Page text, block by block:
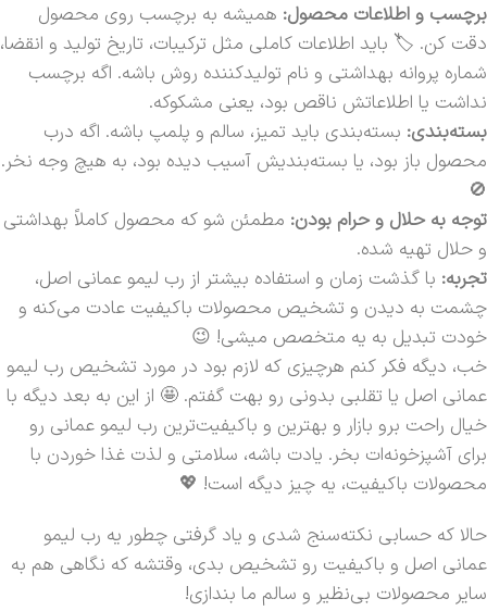
برچسب و اطلاعات محصول: همیشه به برچسب روی محصول
دقت کن. 🏷️ باید اطلاعات کاملی مثل ترکیبات، تاریخ تولید و انقضا،
شماره پروانه بهداشتی و نام تولیدکننده روش باشه. اگه برچسب
نداشت یا اطلاعاتش ناقص بود، یعنی مشکوکه.
بسته‌بندی: بسته‌بندی باید تمیز، سالم و پلمپ باشه. اگه درب
محصول باز بود، یا بسته‌بندیش آسیب دیده بود، به هیچ وجه نخر.
🚫
توجه به حلال و حرام بودن: مطمئن شو که محصول کاملاً بهداشتی
و حلال تهیه شده.
تجربه: با گذشت زمان و استفاده بیشتر از رب لیمو عمانی اصل،
چشمت به دیدن و تشخیص محصولات باکیفیت عادت می‌کنه و
خودت تبدیل به یه متخصص میشی! 😉
خب، دیگه فکر کنم هرچیزی که لازم بود در مورد تشخیص رب لیمو
عمانی اصل یا تقلبی بدونی رو بهت گفتم. 🤩 از این به بعد دیگه با
خیال راحت برو بازار و بهترین و باکیفیت‌ترین رب لیمو عمانی رو
برای آشپزخونه‌ات بخر. یادت باشه، سلامتی و لذت غذا خوردن با
محصولات باکیفیت، یه چیز دیگه است! 💖
حالا که حسابی نکته‌سنج شدی و یاد گرفتی چطور یه رب لیمو
عمانی اصل و باکیفیت رو تشخیص بدی، وقتشه که نگاهی هم به
سایر محصولات بی‌نظیر و سالم ما بندازی!